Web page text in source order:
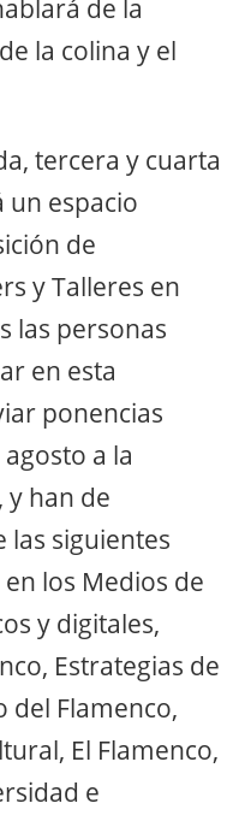
de la
la colina y el
tercera y cuarta
espacio
de
y Talleres en
las personas
en esta
ponencias
a la
y han de
las siguientes
los Medios de
y digitales,
Estrategias de
Flamenco,
El Flamenco,
e